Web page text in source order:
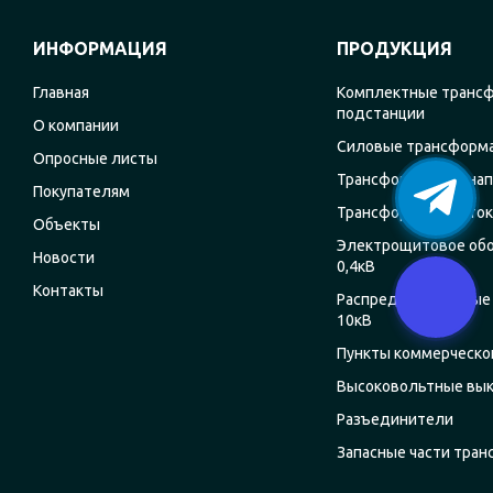
ИНФОРМАЦИЯ
Главная
О компании
Опросные листы
Покупателям
Объекты
Новости
Контакты
ПРОДУКЦИЯ
Комплектные
подстанции
Силовые
Трансформаторы
Трансформаторы
Электрощитовое
0,4кВ
Распределительные
10кВ
Пункты
Высоковольтные
Разъединители
Запасные части